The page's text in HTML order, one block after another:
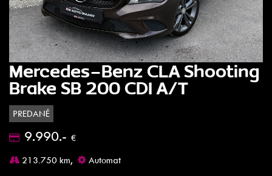
Mercedes-Benz CLA Shooting
Brake SB 200 CDI A/T
PREDANÉ
9.990.- €
213.750 km,
Automat